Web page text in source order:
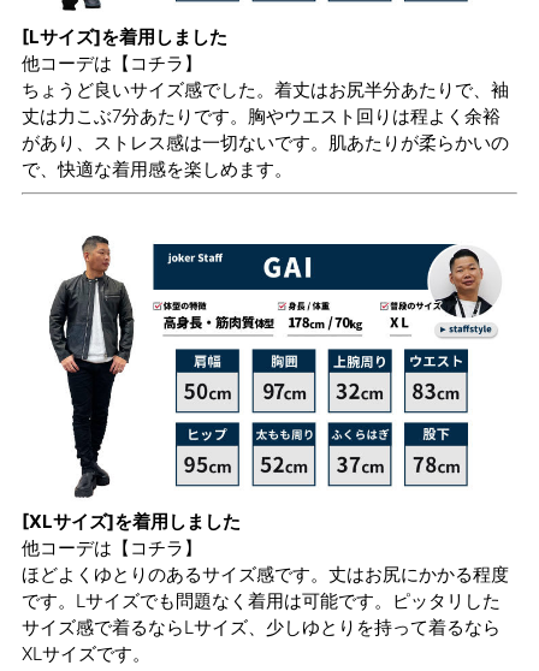
[Lサイズ]を着用しました
他コーデは 【コチラ】
ちょうど良いサイズ感でした。着丈はお尻半分あたりで、袖
丈は力こぶ7分あたりです。胸やウエスト回りは程よく余裕
があり、ストレス感は一切ないです。肌あたりが柔らかいの
で、快適な着用感を楽しめます。
[XLサイズ]を着用しました
他コーデは 【コチラ】
ほどよくゆとりのあるサイズ感です。丈はお尻にかかる程度
です。Lサイズでも問題なく着用は可能です。ピッタリした
サイズ感で着るならLサイズ、少しゆとりを持って着るなら
XLサイズです。